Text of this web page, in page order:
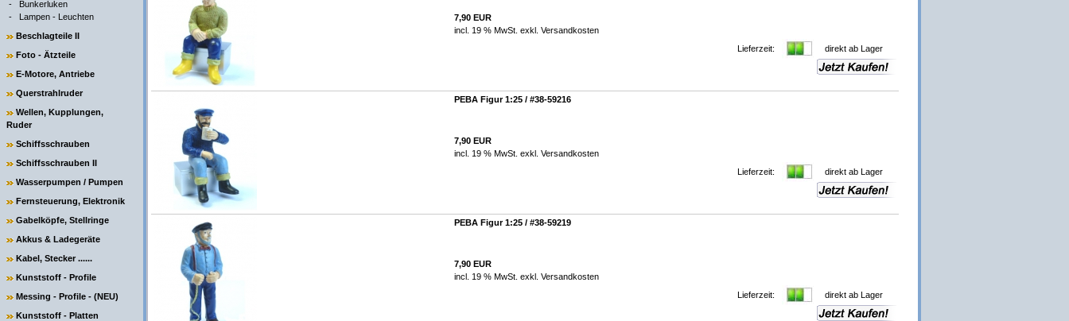
- Bunkerluken
- Lampen - Leuchten
Beschlagteile II
Foto - Ätzteile
E-Motore, Antriebe
Querstrahlruder
Wellen, Kupplungen,
Ruder
Schiffsschrauben
Schiffsschrauben II
Wasserpumpen / Pumpen
Fernsteuerung, Elektronik
Gabelköpfe, Stellringe
Akkus & Ladegeräte
Kabel, Stecker ......
Kunststoff - Profile
Messing - Profile - (NEU)
Kunststoff - Platten
7,90 EUR
incl. 19 % MwSt. exkl. Versandkosten
Lieferzeit:
direkt ab Lager
PEBA Figur 1:25 / #38-59216
7,90 EUR
incl. 19 % MwSt. exkl. Versandkosten
Lieferzeit:
direkt ab Lager
PEBA Figur 1:25 / #38-59219
7,90 EUR
incl. 19 % MwSt. exkl. Versandkosten
Lieferzeit:
direkt ab Lager